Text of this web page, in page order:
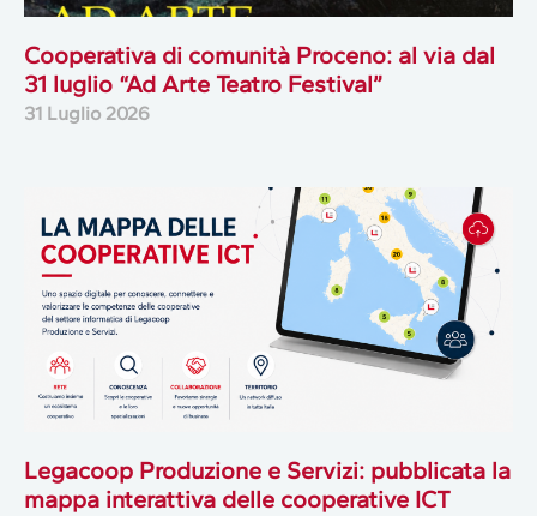
Cooperativa di comunità Proceno: al via dal
31 luglio “Ad Arte Teatro Festival”
31 Luglio 2026
Legacoop Produzione e Servizi: pubblicata la
mappa interattiva delle cooperative ICT